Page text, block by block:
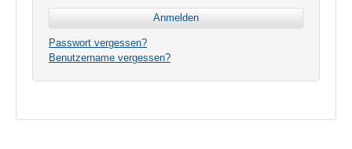
Passwort vergessen?
Benutzername vergessen?